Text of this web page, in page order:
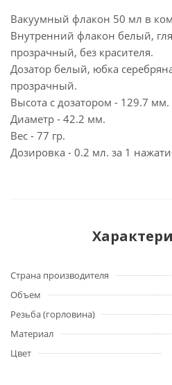
Вакуумный флакон 50 мл в
Внутренний флакон белый,
прозрачный, без красителя.
Дозатор белый, юбка
прозрачный.
Высота с дозатором - 129.7 мм.
Диаметр - 42.2 мм.
Вес - 77 гр.
Дозировка - 0.2 мл. за 1
Страна производителя
Объем
Резьба (горловина)
Материал
Цвет